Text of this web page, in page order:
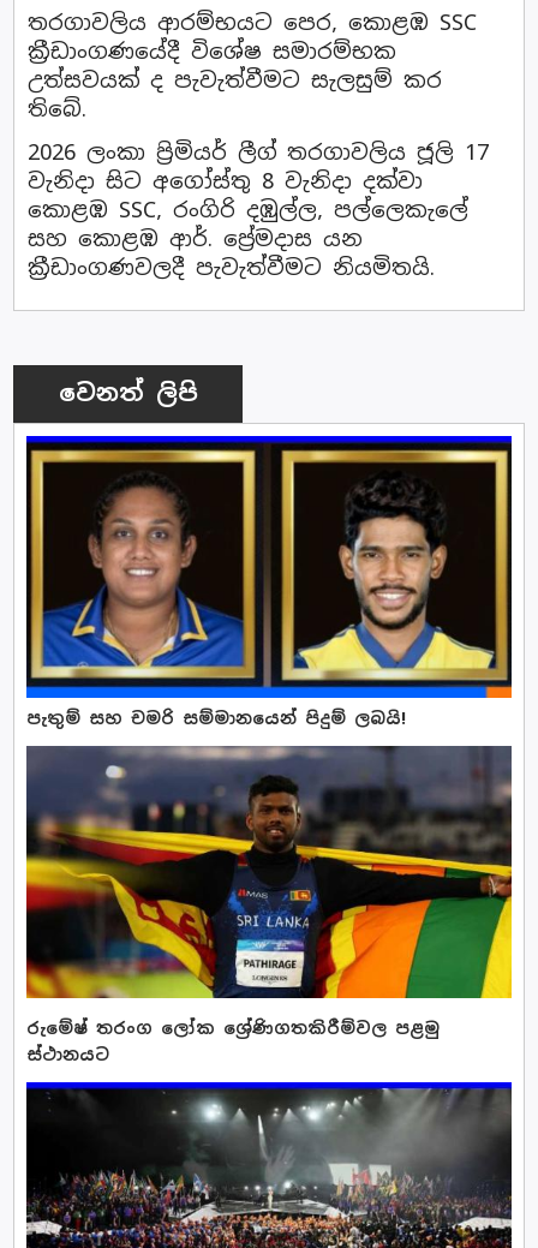
තරගාවලිය ආරම්භයට පෙර, කොළඹ SSC
ක්‍රීඩාංගණයේදී විශේෂ සමාරම්භක
උත්සවයක් ද පැවැත්වීමට සැලසුම් කර
තිබේ.
2026 ලංකා ප්‍රිමියර් ලීග් තරගාවලිය ජූලි 17
වැනිදා සිට අගෝස්තු 8 වැනිදා දක්වා
කොළඹ SSC, රංගිරි දඹුල්ල, පල්ලෙකැලේ
සහ කොළඹ ආර්. ප්‍රේමදාස යන
ක්‍රීඩාංගණවලදී පැවැත්වීමට නියමිතයි.
වෙනත් ලිපි
පැතුම් සහ චමරි සම්මානයෙන් පිදුම් ලබයි!
රුමේෂ් තරංග ලෝක ශ්‍රේණිගතකිරීම්වල පළමු
ස්ථානයට